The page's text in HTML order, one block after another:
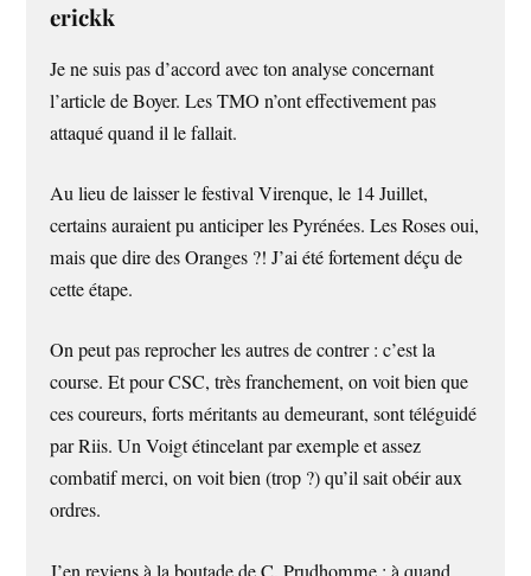
erickk
Je ne suis pas d’accord avec ton analyse concernant
l’article de Boyer. Les TMO n’ont effectivement pas
attaqué quand il le fallait.
Au lieu de laisser le festival Virenque, le 14 Juillet,
certains auraient pu anticiper les Pyrénées. Les Roses oui,
mais que dire des Oranges ?! J’ai été fortement déçu de
cette étape.
On peut pas reprocher les autres de contrer : c’est la
course. Et pour CSC, très franchement, on voit bien que
ces coureurs, forts méritants au demeurant, sont téléguidé
par Riis. Un Voigt étincelant par exemple et assez
combatif merci, on voit bien (trop ?) qu’il sait obéir aux
ordres.
J’en reviens à la boutade de C. Prudhomme : à quand